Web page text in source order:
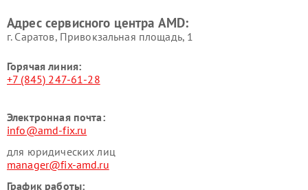
Адрес сервисного центра AMD:
г. Саратов, Привокзальная площадь, 1
Горячая линия:
+7 (845) 247-61-28
Электронная почта:
info@amd-fix.ru
для юридических лиц
manager@fix-amd.ru
График работы: